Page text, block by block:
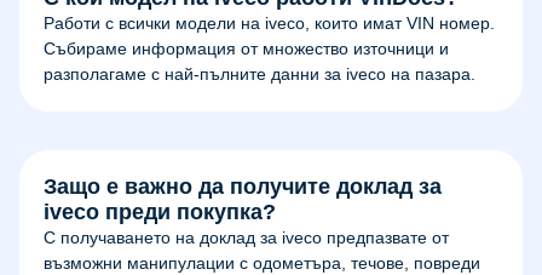
Работи с всички модели на iveco, които имат VIN номер.
Събираме информация от множество източници и
разполагаме с най-пълните данни за iveco на пазара.
Защо е важно да получите доклад за
iveco преди покупка?
С получаването на доклад за iveco предпазвате от
възможни манипулации с одометъра, течове, повреди